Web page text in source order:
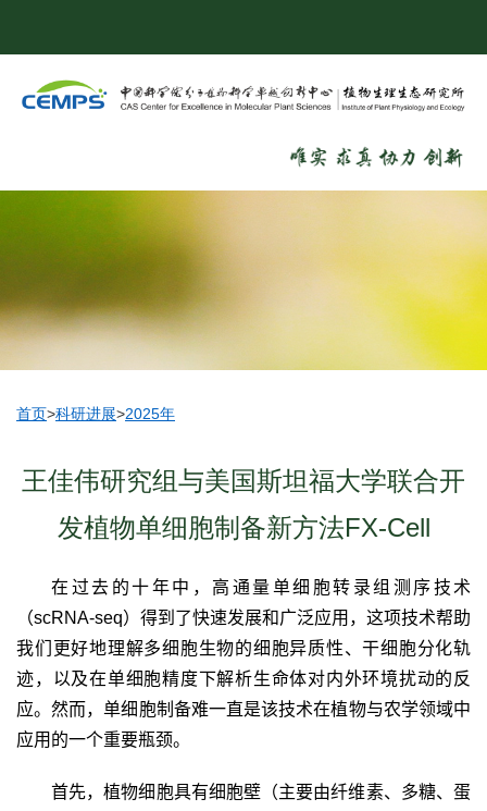
首页>科研进展>2025年
王佳伟研究组与美国斯坦福大学联合开
发植物单细胞制备新方法FX-Cell
在过去的十年中，高通量单细胞转录组测序技术
（scRNA-seq）得到了快速发展和广泛应用，这项技术帮助
我们更好地理解多细胞生物的细胞异质性、干细胞分化轨
迹，以及在单细胞精度下解析生命体对内外环境扰动的反
应。然而，单细胞制备难一直是该技术在植物与农学领域中
应用的一个重要瓶颈。
首先，植物细胞具有细胞壁（主要由纤维素、多糖、蛋